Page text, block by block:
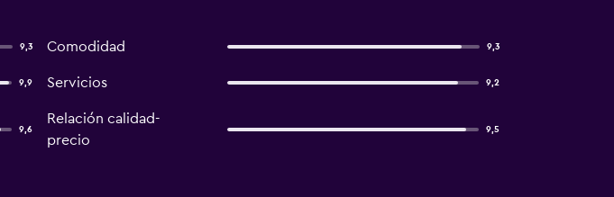
9,3 Comodidad 9,3
9,9 Servicios 9,2
9,6
Relación calidad-
precio
9,5